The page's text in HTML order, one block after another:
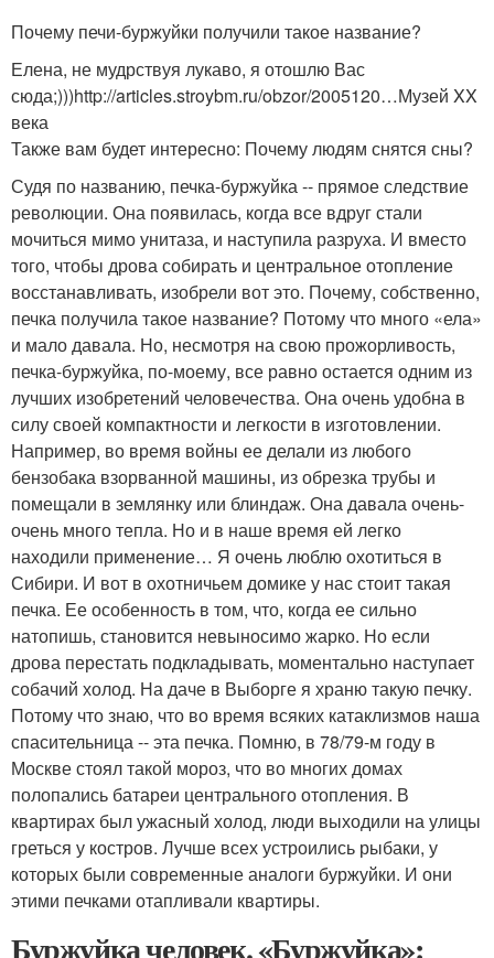
Почему печи-буржуйки получили такое название?
Елена, не мудрствуя лукаво, я отошлю Вас
сюда;)))http://articles.stroybm.ru/obzor/2005120…Музей XX
века
Также вам будет интересно: Почему людям снятся сны?
Судя по названию, печка-буржуйка -- прямое следствие
революции. Она появилась, когда все вдруг стали
мочиться мимо унитаза, и наступила разруха. И вместо
того, чтобы дрова собирать и центральное отопление
восстанавливать, изобрели вот это. Почему, собственно,
печка получила такое название? Потому что много «ела»
и мало давала. Но, несмотря на свою прожорливость,
печка-буржуйка, по-моему, все равно остается одним из
лучших изобретений человечества. Она очень удобна в
силу своей компактности и легкости в изготовлении.
Например, во время войны ее делали из любого
бензобака взорванной машины, из обрезка трубы и
помещали в землянку или блиндаж. Она давала очень-
очень много тепла. Но и в наше время ей легко
находили применение… Я очень люблю охотиться в
Сибири. И вот в охотничьем домике у нас стоит такая
печка. Ее особенность в том, что, когда ее сильно
натопишь, становится невыносимо жарко. Но если
дрова перестать подкладывать, моментально наступает
собачий холод. На даче в Выборге я храню такую печку.
Потому что знаю, что во время всяких катаклизмов наша
спасительница -- эта печка. Помню, в 78/79-м году в
Москве стоял такой мороз, что во многих домах
полопались батареи центрального отопления. В
квартирах был ужасный холод, люди выходили на улицы
греться у костров. Лучше всех устроились рыбаки, у
которых были современные аналоги буржуйки. И они
этими печками отапливали квартиры.
Буржуйка человек. «Буржуйка»: